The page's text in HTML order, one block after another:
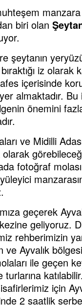
manzara
biri olan
şeytanın
bıraktığı iz olarak
içerisinde
almaktadır. Bu
önemini
ve Midilli
fotoğraf
geçerek
geliyoruz.
rehberimizin
ve Ayvalık
ile geçen
için
2 saatlik